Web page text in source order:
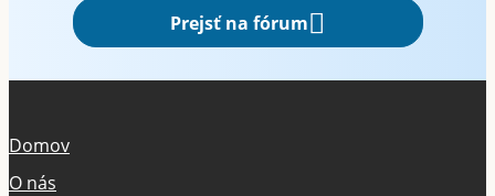
Prejsť na fórum
Domov
O nás